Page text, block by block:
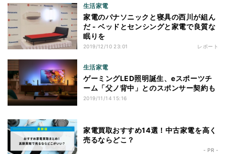
生活家電
家電のパナソニックと寝具の西川が組ん
だ - ベッドとセンシングと家電で良質な
眠りを
2019/12/10 23:01 レポート
生活家電
ゲーミングLED照明誕生、eスポーツチ
ーム「父ノ背中」とのスポンサー契約も
2019/11/14 15:16
家電買取おすすめ14選！中古家電を高く
売るならどこ？
- PR -